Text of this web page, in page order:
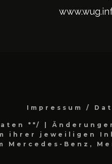
Impressum /
**/
|
ihrer jeweiligen
Benz,